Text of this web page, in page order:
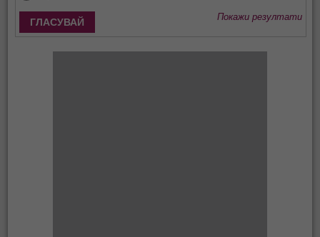
Покажи резултати